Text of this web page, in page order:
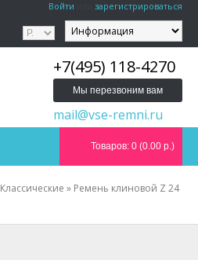
Войти зарегистрироваться
+7(495) 118-4270
Мы перезвоним вам
mail@vse-remni.ru
Товаров: 0 (0.00 р.)
Классические » Ремень клиновой Z 24